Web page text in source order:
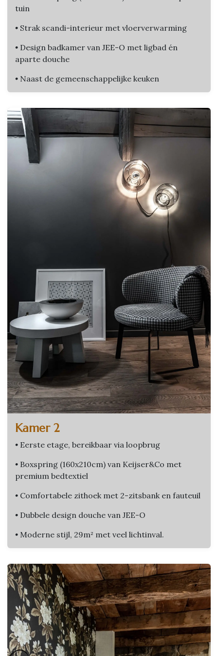
tuin
• Strak scandi-interieur met vloerverwarming
• Design badkamer van JEE-O met ligbad én
aparte douche
• Naast de gemeenschappelijke keuken
Kamer 2
• Eerste etage, bereikbaar via loopbrug
• Boxspring (160x210cm) van Keijser&Co met
premium bedtextiel
• Comfortabele zithoek met 2-zitsbank en fauteuil
• Dubbele design douche van JEE-O
• Moderne stijl, 29m² met veel lichtinval.